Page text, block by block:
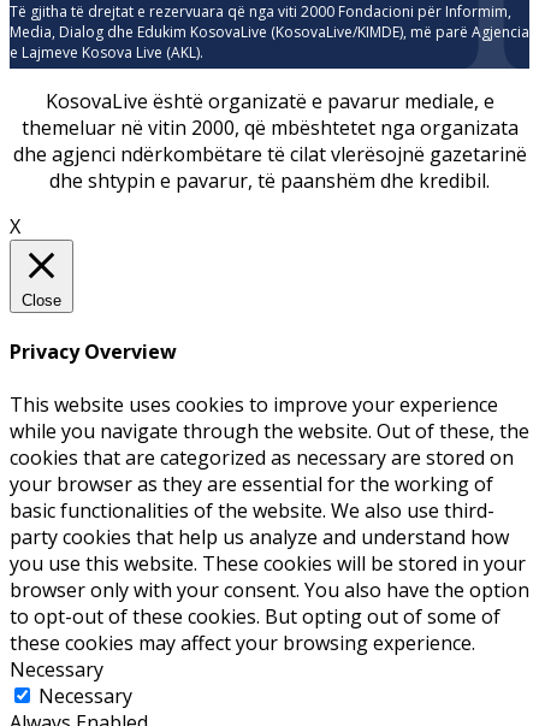
Të gjitha të drejtat e rezervuara që nga viti 2000 Fondacioni për Informim,
Media, Dialog dhe Edukim KosovaLive (KosovaLive/KIMDE), më parë Agjencia
e Lajmeve Kosova Live (AKL).
KosovaLive është organizatë e pavarur mediale, e
themeluar në vitin 2000, që mbështetet nga organizata
dhe agjenci ndërkombëtare të cilat vlerësojnë gazetarinë
dhe shtypin e pavarur, të paanshëm dhe kredibil.
X
Close
Privacy Overview
This website uses cookies to improve your experience
while you navigate through the website. Out of these, the
cookies that are categorized as necessary are stored on
your browser as they are essential for the working of
basic functionalities of the website. We also use third-
party cookies that help us analyze and understand how
you use this website. These cookies will be stored in your
browser only with your consent. You also have the option
to opt-out of these cookies. But opting out of some of
these cookies may affect your browsing experience.
Necessary
Necessary